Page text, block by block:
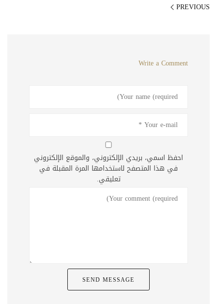
PREVIOUS
Write a Comment
احفظ اسمي، بريدي الإلكتروني، والموقع الإلكتروني
في هذا المتصفح لاستخدامها المرة المقبلة في
تعليقي.